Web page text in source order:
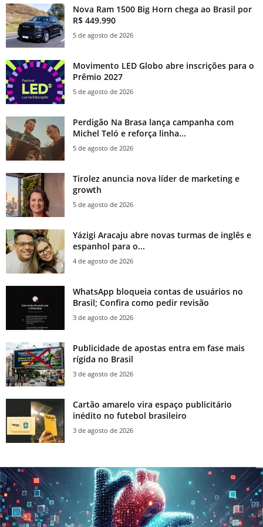
Nova Ram 1500 Big Horn chega ao Brasil por
R$ 449.990
5 de agosto de 2026
Movimento LED Globo abre inscrições para o
Prêmio 2027
5 de agosto de 2026
Perdigão Na Brasa lança campanha com
Michel Teló e reforça linha...
5 de agosto de 2026
Tirolez anuncia nova líder de marketing e
growth
5 de agosto de 2026
Yázigi Aracaju abre novas turmas de inglês e
espanhol para o...
4 de agosto de 2026
WhatsApp bloqueia contas de usuários no
Brasil; Confira como pedir revisão
3 de agosto de 2026
Publicidade de apostas entra em fase mais
rígida no Brasil
3 de agosto de 2026
Cartão amarelo vira espaço publicitário
inédito no futebol brasileiro
3 de agosto de 2026